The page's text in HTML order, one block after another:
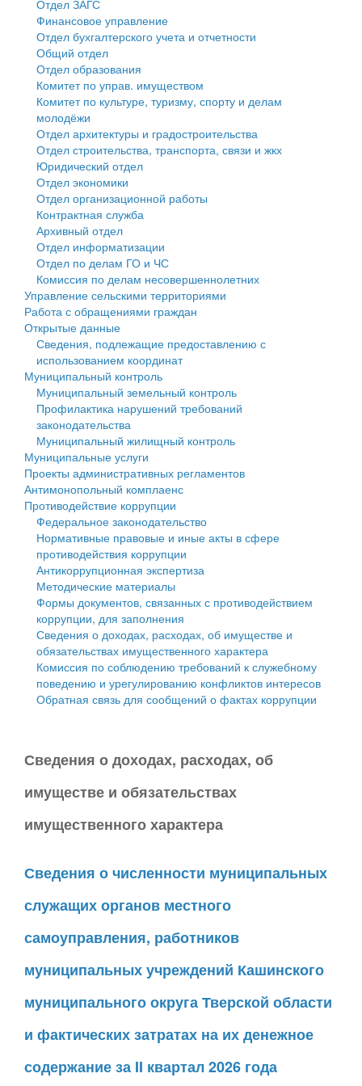
Государственные услуги
Промышленность и АПК
Экономика и бизнес
Символика
Устав
Гостям округа
Туризм
Культура
Образование
Здравоохранение
Социальная защита
Фотоальбом
муниципального округа Тверской области
Администрация Кашинского муниципального округа
Тверской области
Управление сельскими территориями
Открытые данные
Работа с обращениями граждан
Муниципальный контроль
Муниципальные услуги
Проекты административных регламентов
Антимонопольный комплаенс
Противодействие коррупции
Финансовое управление
Бюджет для граждан
Имущество
Выявление правообладателей ранее учтенных
объектов недвижимости
Имущественная поддержка субъектов малого и
среднего предпринимательства
Информационная поддержка субъектов малого и
среднего предпринимательства
Муниципальные программы
Контрольно-счетная палата
Персональные данные
Оценка регулирующего воздействия
Деятельность МУ
Нормативы градостроительного проектирования
Правила землепользования и застройки
Генеральные планы
Проекты планировки территории
Собрание депутатов
Городское поселение
Сельские поселения
Отдел ЗАГС
Финансовое управление
Отдел бухгалтерского учета и отчетности
Общий отдел
Отдел образования
Комитет по управ. имуществом
Комитет по культуре, туризму, спорту и делам
молодёжи
Отдел архитектуры и градостроительства
Отдел строительства, транспорта, связи и жкх
Юридический отдел
Отдел экономики
Отдел организационной работы
Контрактная служба
Архивный отдел
Отдел информатизации
Отдел по делам ГО и ЧС
Комиссия по делам несовершеннолетних
Управление сельскими территориями
Работа с обращениями граждан
Открытые данные
Сведения, подлежащие предоставлению с
использованием координат
Муниципальный контроль
Муниципальный земельный контроль
Профилактика нарушений требований
законодательства
Муниципальный жилищный контроль
Муниципальные услуги
Проекты административных регламентов
Антимонопольный комплаенс
Противодействие коррупции
Федеральное законодательство
Нормативные правовые и иные акты в сфере
противодействия коррупции
Антикоррупционная экспертиза
Методические материалы
Формы документов, связанных с противодействием
коррупции, для заполнения
Сведения о доходах, расходах, об имуществе и
обязательствах имущественного характера
Комиссия по соблюдению требований к служебному
поведению и урегулированию конфликтов интересов
Обратная связь для сообщений о фактах коррупции
Сведения о доходах, расходах, об
имуществе и обязательствах
имущественного характера
Сведения о численности муниципальных
служащих органов местного
самоуправления, работников
муниципальных учреждений Кашинского
муниципального округа Тверской области
и фактических затратах на их денежное
содержание за II квартал 2026 года